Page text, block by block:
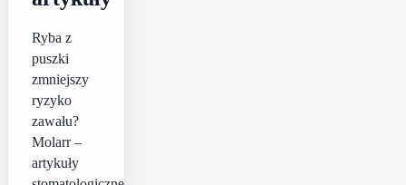
Ryba z
puszki
zmniejszy
ryzyko
zawału?
Molarr –
artykuły